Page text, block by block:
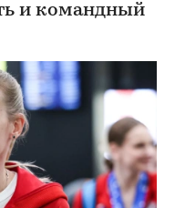
и командный